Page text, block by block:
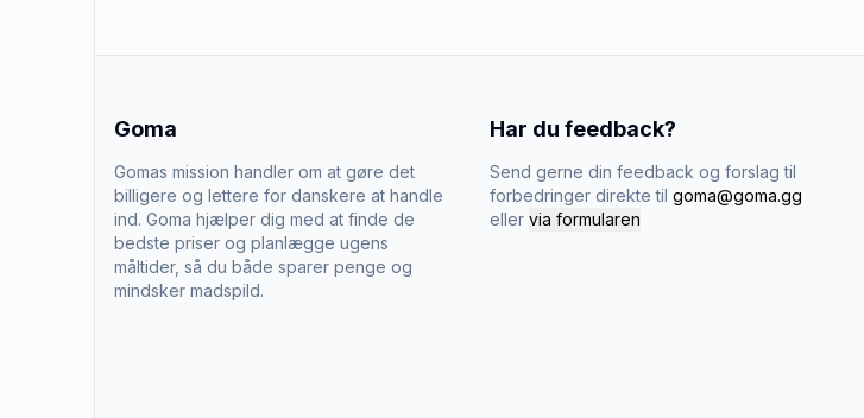
Goma
Gomas mission handler om at gøre det
billigere og lettere for danskere at handle
ind. Goma hjælper dig med at finde de
bedste priser og planlægge ugens
måltider, så du både sparer penge og
mindsker madspild.
Har du feedback?
Send gerne din feedback og forslag til
forbedringer direkte til goma@goma.gg
eller via formularen